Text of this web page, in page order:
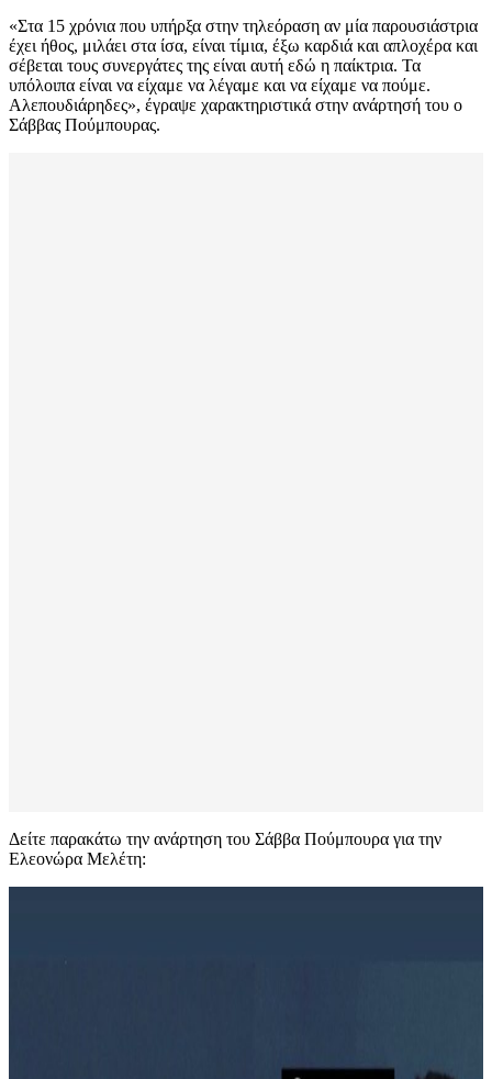
«Στα 15 χρόνια που υπήρξα στην τηλεόραση αν μία παρουσιάστρια
έχει ήθος, μιλάει στα ίσα, είναι τίμια, έξω καρδιά και απλοχέρα και
σέβεται τους συνεργάτες της είναι αυτή εδώ η παίκτρια. Τα
υπόλοιπα είναι να είχαμε να λέγαμε και να είχαμε να πούμε.
Αλεπουδιάρηδες», έγραψε χαρακτηριστικά στην ανάρτησή του ο
Σάββας Πούμπουρας.
Δείτε παρακάτω την ανάρτηση του Σάββα Πούμπουρα για την
Ελεονώρα Μελέτη: